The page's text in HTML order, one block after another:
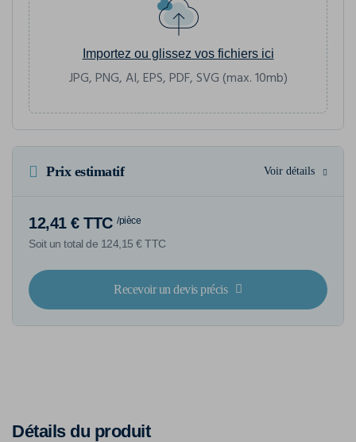
Importez ou glissez vos fichiers ici
JPG, PNG, AI, EPS, PDF, SVG (max. 10mb)
Prix estimatif Voir détails
12,41 € TTC /pièce
Soit un total de 124,15 € TTC
Recevoir un devis précis
Détails du produit